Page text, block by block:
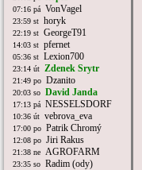
07:16 pá VonVagel
23:59 st horyk
22:19 st GeorgeT91
14:03 st pfernet
05:36 st Lexion700
23:14 út Zdenek Srytr
21:49 po Dzanito
20:03 so David Janda
17:13 pá NESSELSDORF
10:36 út vebrova_eva
17:00 po Patrik Chromý
12:08 po Jiri Rakus
21:38 ne AGROFARM
23:35 so Radim (ody)